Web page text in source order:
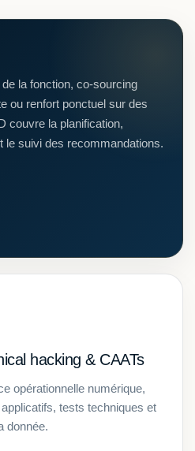
la fonction, co-sourcing
ou renfort ponctuel sur des
couvre la planification,
le suivi des recommandations.
hacking & CAATs
opérationnelle numérique,
tests techniques et
donnée.